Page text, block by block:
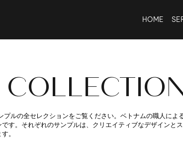
HOME
ルの全セレクションをご覧ください。ベトナムの職人によ
す。それぞれのサンプルは、クリエイティブなデザインと
。